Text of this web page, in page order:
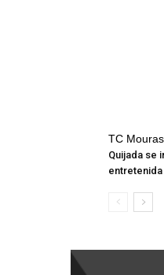
TC Mouras
Quijada se
entretenida